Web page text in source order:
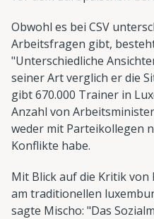
Obwohl es bei CSV
Arbeitsfragen gibt,
"Unterschiedliche
seiner Art verglich er die
gibt 670.000 Trainer in
Anzahl von
weder mit Parteikollegen
Konflikte habe.
Mit Blick auf die Kritik von
am traditionellen
sagte Mischo: "Das